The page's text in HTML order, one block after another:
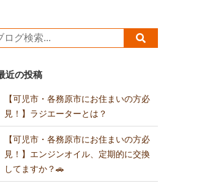
近の投稿
【可児市・各務原市にお住まいの方必
見！】ラジエーターとは？
【可児市・各務原市にお住まいの方必
見！】エンジンオイル、定期的に交換
してますか？🚗